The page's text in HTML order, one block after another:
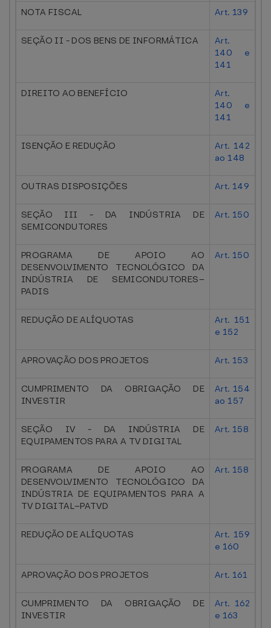
NOTA FISCAL Art. 139
SEÇÃO II - DOS BENS DE INFORMÁTICA
Art.
140 e
141
DIREITO AO BENEFÍCIO
Art.
140 e
141
ISENÇÃO E REDUÇÃO
Art. 142
ao 148
OUTRAS DISPOSIÇÕES Art. 149
SEÇÃO III - DA INDÚSTRIA DE
SEMICONDUTORES
Art. 150
PROGRAMA DE APOIO AO
DESENVOLVIMENTO TECNOLÓGICO DA
INDÚSTRIA DE SEMICONDUTORES–
PADIS
Art. 150
REDUÇÃO DE ALÍQUOTAS
Art. 151
e 152
APROVAÇÃO DOS PROJETOS Art. 153
CUMPRIMENTO DA OBRIGAÇÃO DE
INVESTIR
Art. 154
ao 157
SEÇÃO IV - DA INDÚSTRIA DE
EQUIPAMENTOS PARA A TV DIGITAL
Art. 158
PROGRAMA DE APOIO AO
DESENVOLVIMENTO TECNOLÓGICO DA
INDÚSTRIA DE EQUIPAMENTOS PARA A
TV DIGITAL–PATVD
Art. 158
REDUÇÃO DE ALÍQUOTAS
Art. 159
e 160
APROVAÇÃO DOS PROJETOS Art. 161
CUMPRIMENTO DA OBRIGAÇÃO DE
INVESTIR
Art. 162
e 163